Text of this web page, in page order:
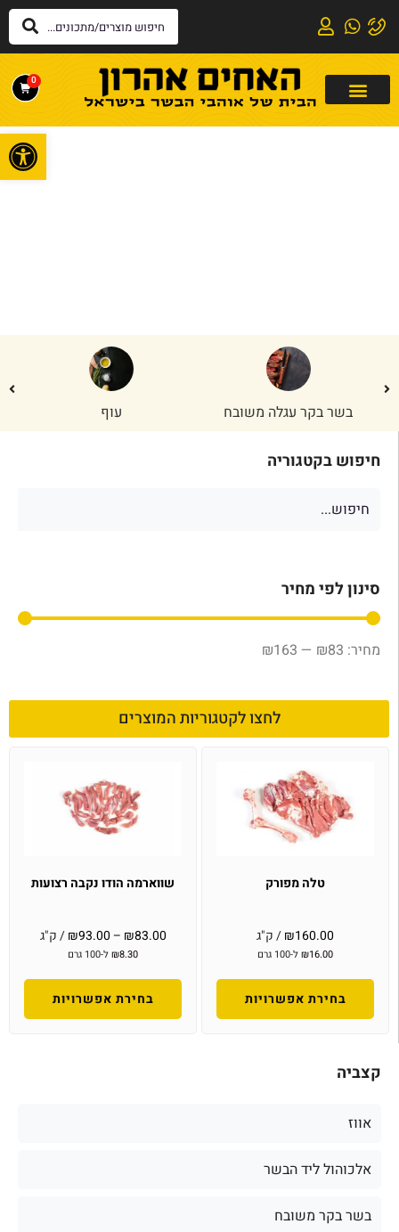
0
בשר בקר עגלה משובח עוף
קצביה
אווז
אלכוהול ליד הבשר
בשר בקר משובח
חיפוש בקטגוריה
סינון לפי מחיר
₪83
—
₪163
לחצו לקטגוריות המוצרים
טלה מפורק
₪160.00 / ק"ג
₪16.00 ל-100 גרם
בחירת אפשרויות
שווארמה הודו נקבה רצועות
₪83.00
–
₪93.00 / ק"ג
₪8.30 ל-100 גרם
בחירת אפשרויות